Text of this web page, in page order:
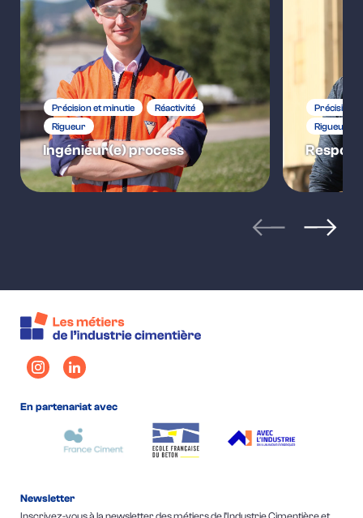
Précision et minutie
Réactivité
Rigueur
Ingénieur(e) process
Précision
Rigueur
En partenariat avec
Newsletter